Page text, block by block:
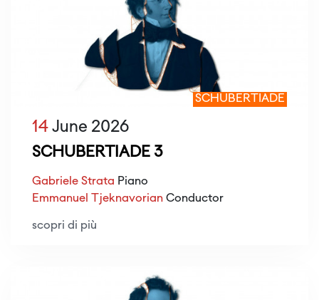
SCHUBERTIADE
14 June 2026
SCHUBERTIADE 3
Gabriele Strata Piano
Emmanuel Tjeknavorian Conductor
scopri di più